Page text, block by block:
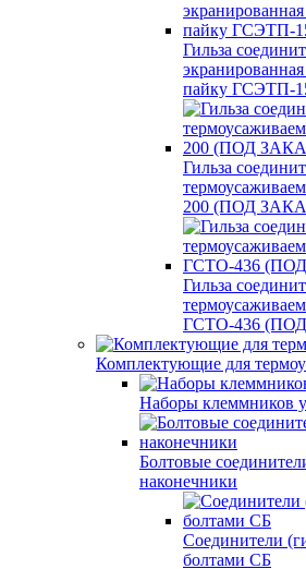
Гильза
пайку ГСЭТП-
Гильза
200 (ПОД
Гильза
ГСТО-436
Комплектующие для
Наборы клеммников
Болтовые
наконечники
Соединители
болтами СБ